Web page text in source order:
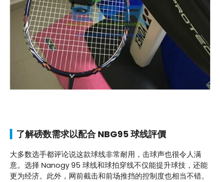
了解磅数需求以配合 NBG95 球线評價
大多数选手都评论说这款球线非常耐用，击球声也很令人满
意。选择 Nanogy 95 球线和球拍穿线不仅能提升球技，还能
更为经济。此外，网前截击和前场推挡的控制度也相当不错。